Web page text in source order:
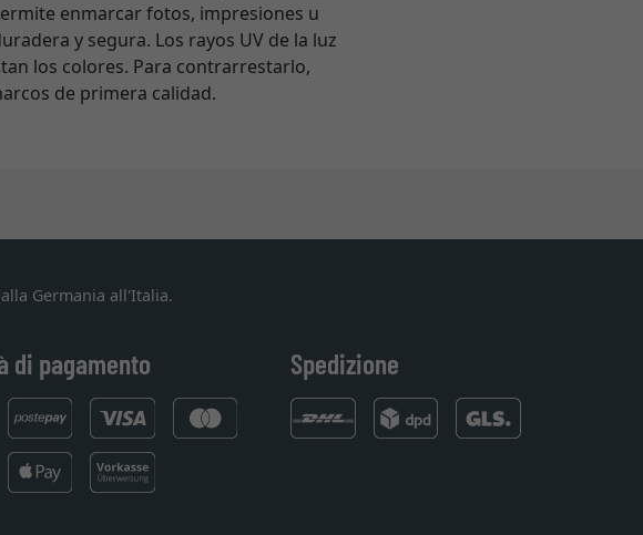
enmarcar fotos, impresiones u
y segura. Los rayos UV de la luz
los colores. Para contrarrestarlo,
de primera calidad.
Germania all'Italia.
di pagamento Spedizione